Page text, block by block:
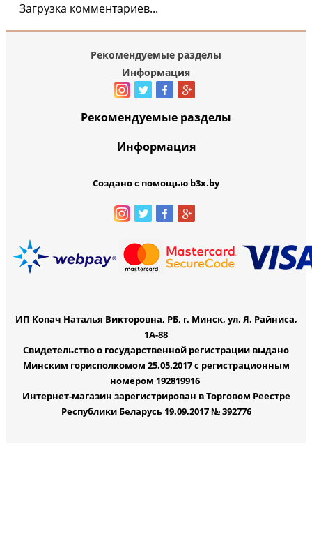
Загрузка комментариев...
Рекомендуемые разделы
Информация
Рекомендуемые разделы
Информация
Создано с помощью b3x.by
ИП Копач Наталья Викторовна, РБ, г. Минск, ул. Я. Райниса,
1А-88
Свидетельство о государственной регистрации выдано
Минским горисполкомом 25.05.2017 с регистрационным
номером 192819916
Интернет-магазин зарегистрирован в Торговом Реестре
Республики Беларусь 19.09.2017 № 392776